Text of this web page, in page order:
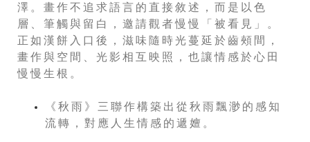
澤。畫作不追求語言的直接敘述，而是以色
層、筆觸與留白，邀請觀者慢慢「被看見」。
正如漢餅入口後，滋味隨時光蔓延於齒頰間，
畫作與空間、光影相互映照，也讓情感於心田
慢慢生根。
《秋雨》三聯作構築出從秋雨飄渺的感知
流轉，對應人生情感的遞嬗。